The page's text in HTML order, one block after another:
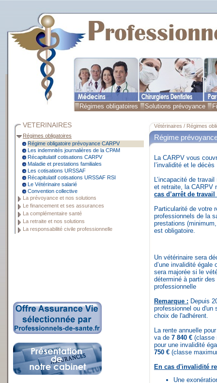
Régimes obligatoires Solutions prévoyance
VETERINAIRES
Régimes obligatoires
La prévoyance et nos solutions
Le financement et ses assurances
La complémentaire santé
La retraite et nos solutions
La responsabilité civile professionnelle
Régime obligatoire prévoyance CARPV
Les indemnités journalières de la CPAM
Récapitulatif cotisations CARPV
Maladie et prestations familiales
Les cotisations URSSAF
Récapitulatif cotisations URSSAF RSI
Le Vétérinaire salarié
Convention collective
Vétérinaires / Régimes
Régime
La CARPV vous
l’invalidité et le décès
L’incapacité de
et retraite, la CARPV
cas d’arrêt de
Particularité de votre
professionnels de la
prestations
est obligatoire.
Un vétérinaire sera
d’une invalidité égale
sera majorée si le
déterminé à partir des
professionnelle
Remarque : Depuis
professionnel ou d'un
choix de l'adhérent.
La rente annuelle
va de 7 840 € (classe
pour une invalidité
750 € (classe
En cas d'invalidité
Une